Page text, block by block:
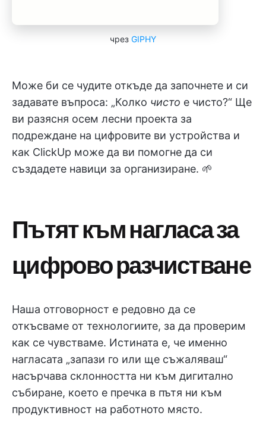
чрез GIPHY
Може би се чудите откъде да започнете и си
задавате въпроса: „Колко чисто е чисто?“ Ще
ви разясня осем лесни проекта за
подреждане на цифровите ви устройства и
как ClickUp може да ви помогне да си
създадете навици за организиране. 🌱
Пътят към нагласа за
цифрово разчистване
Наша отговорност е редовно да се
откъсваме от технологиите, за да проверим
как се чувстваме. Истината е, че именно
нагласата „запази го или ще съжаляваш“
насърчава склонността ни към дигитално
събиране, което е пречка в пътя ни към
продуктивност на работното място.